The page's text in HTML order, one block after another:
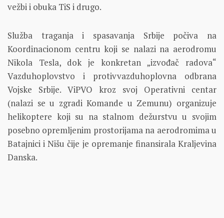
vežbi i obuka TiS i drugo.
Služba traganja i spasavanja Srbije počiva na
Koordinacionom centru koji se nalazi na aerodromu
Nikola Tesla, dok je konkretan „izvođač radova“
Vazduhoplovstvo i protivvazduhoplovna odbrana
Vojske Srbije. ViPVO kroz svoj Operativni centar
(nalazi se u zgradi Komande u Zemunu) organizuje
helikoptere koji su na stalnom dežurstvu u svojim
posebno opremljenim prostorijama na aerodromima u
Batajnici i Nišu čije je opremanje finansirala Kraljevina
Danska.